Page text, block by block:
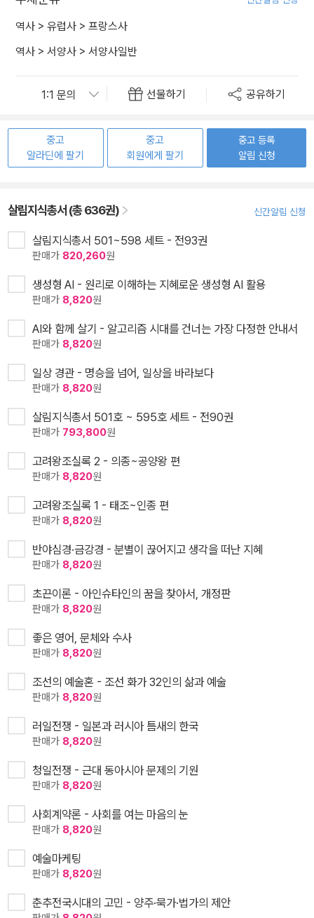
역사 > 유럽사 > 프랑스사
역사 > 서양사 > 서양사일반
선물하기 공유하기
중고
알라딘에 팔기
중고
회원에게 팔기
중고 등록
알림 신청
살림지식총서 (총 636권) 신간알림 신청
살림지식총서 501~598 세트 - 전93권
판매가 820,260원
생성형 AI - 원리로 이해하는 지혜로운 생성형 AI 활용
판매가 8,820원
AI와 함께 살기 - 알고리즘 시대를 건너는 가장 다정한 안내서
판매가 8,820원
일상 경관 - 명승을 넘어, 일상을 바라보다
판매가 8,820원
살림지식총서 501호 ~ 595호 세트 - 전90권
판매가 793,800원
고려왕조실록 2 - 의종~공양왕 편
판매가 8,820원
고려왕조실록 1 - 태조~인종 편
판매가 8,820원
반야심경·금강경 - 분별이 끊어지고 생각을 떠난 지혜
판매가 8,820원
초끈이론 - 아인슈타인의 꿈을 찾아서, 개정판
판매가 8,820원
좋은 영어, 문체와 수사
판매가 8,820원
조선의 예술혼 - 조선 화가 32인의 삶과 예술
판매가 8,820원
러일전쟁 - 일본과 러시아 틈새의 한국
판매가 8,820원
청일전쟁 - 근대 동아시아 문제의 기원
판매가 8,820원
사회계약론 - 사회를 여는 마음의 눈
판매가 8,820원
예술마케팅
판매가 8,820원
춘추전국시대의 고민 - 양주·묵가·법가의 제안